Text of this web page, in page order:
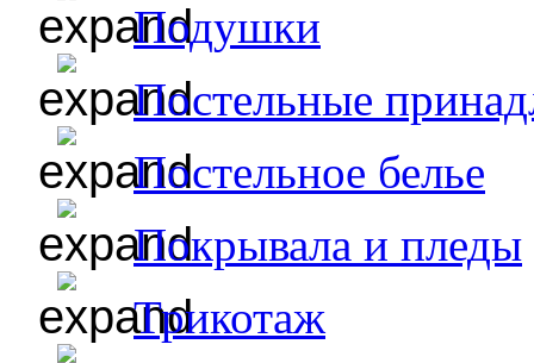
Подушки
Постельные
Постельное белье
Покрывала и пледы
Трикотаж